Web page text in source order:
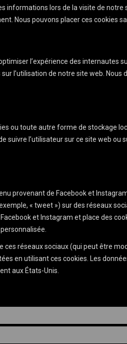
informations lors de la visite de
Nous pouvons placer ces cookies
l’expérience des internautes
l’utilisation de notre site web.
ou toute autre forme de stockage
suivre l’utilisateur sur ce site web ou
provenant de Facebook et
« tweet ») sur des réseaux
et Instagram et place des
ces réseaux sociaux (qui peut être
en utilisant ces cookies. Les
aux États-Unis.